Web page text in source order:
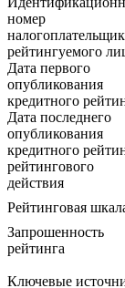
номер
рейтингуемого
Дата первого
опубликования
кредитного
Дата последнего
опубликования
кредитного
рейтингового
действия
Рейтинговая
Запрошенность
рейтинга
Ключевые